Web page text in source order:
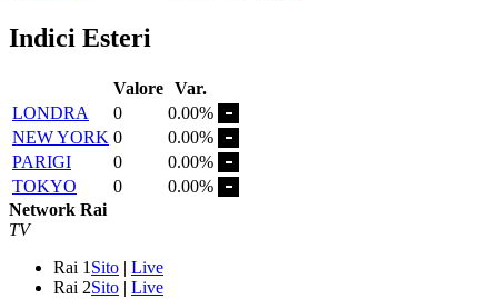
Indici Esteri
Valore Var.
LONDRA
0
0.00%
NEW YORK 0
0.00%
PARIGI
0
0.00%
TOKYO
0
0.00%
Network Rai
TV
Rai 1 Sito | Live
Rai 2Sito | Live